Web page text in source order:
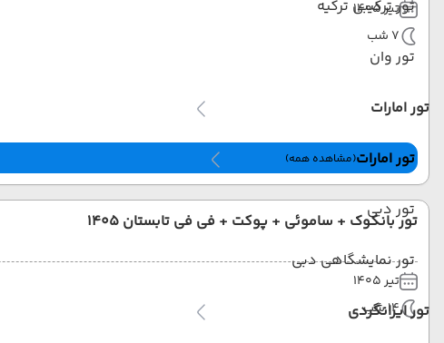
تور ترکیبی ترکیه
تور وان
تور امارات
تور امارات(مشاهده همه)
تور دبی
تور نمایشگاهی دبی
تور ایرانگردی
تیر 1405
7 شب
تور بانکوک + ساموئی + پوکت + فی فی تابستان 1405
تیر 1405
14 شب